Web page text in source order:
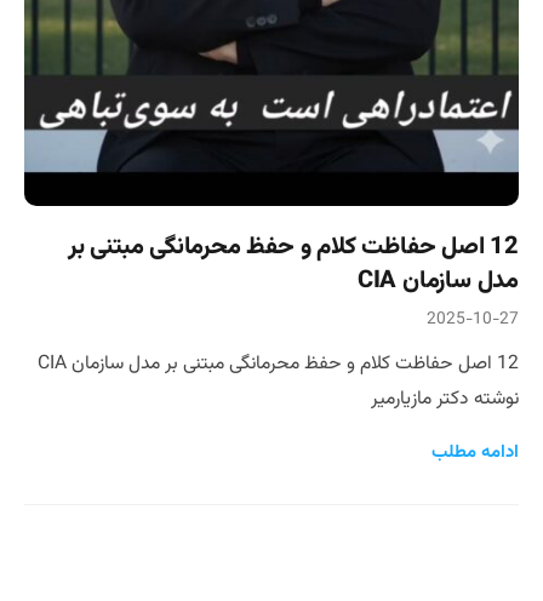
12 اصل حفاظت کلام و حفظ محرمانگی مبتنی بر
مدل سازمان CIA
2025-10-27
12 اصل حفاظت کلام و حفظ محرمانگی مبتنی بر مدل سازمان CIA
نوشته دکتر مازیارمیر
ادامه مطلب